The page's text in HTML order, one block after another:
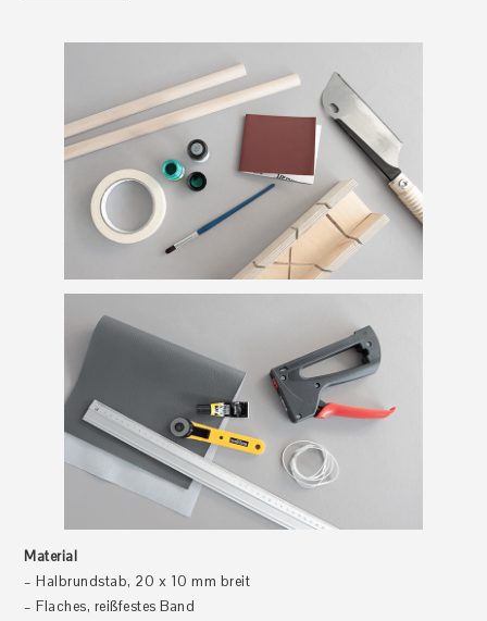
Material
– Halbrundstab, 20 x 10 mm breit
– Flaches, reißfestes Band